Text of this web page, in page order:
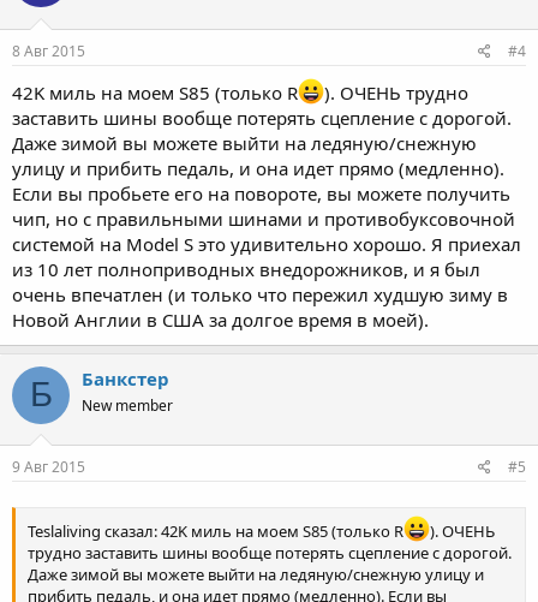
8 Авг 2015 #4
42K миль на моем S85 (только R
). ОЧЕНЬ трудно
заставить шины вообще потерять сцепление с дорогой.
Даже зимой вы можете выйти на ледяную/снежную
улицу и прибить педаль, и она идет прямо (медленно).
Если вы пробьете его на повороте, вы можете получить
чип, но с правильными шинами и противобуксовочной
системой на Model S это удивительно хорошо. Я приехал
из 10 лет полноприводных внедорожников, и я был
очень впечатлен (и только что пережил худшую зиму в
Новой Англии в США за долгое время в моей).
Б Банкстер
New member
9 Авг 2015 #5
Teslaliving сказал: 42K миль на моем S85 (только R
). ОЧЕНЬ
трудно заставить шины вообще потерять сцепление с дорогой.
Даже зимой вы можете выйти на ледяную/снежную улицу и
прибить педаль, и она идет прямо (медленно). Если вы